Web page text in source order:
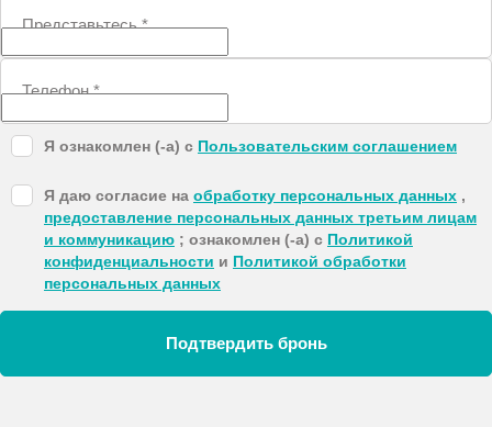
Представьтесь*
Телефон*
Я ознакомлен (-а) с Пользовательским соглашением
Я даю согласие на обработку персональных данных ,
предоставление персональных данных третьим лицам
и коммуникацию ; ознакомлен (-а) с Политикой
конфиденциальности и Политикой обработки
персональных данных
Подтвердить бронь